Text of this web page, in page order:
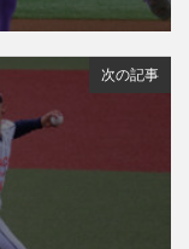
次の記事